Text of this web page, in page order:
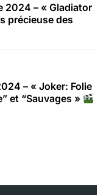
2024 – « Gladiator
précieuse des
– « Joker: Folie
et “Sauvages »